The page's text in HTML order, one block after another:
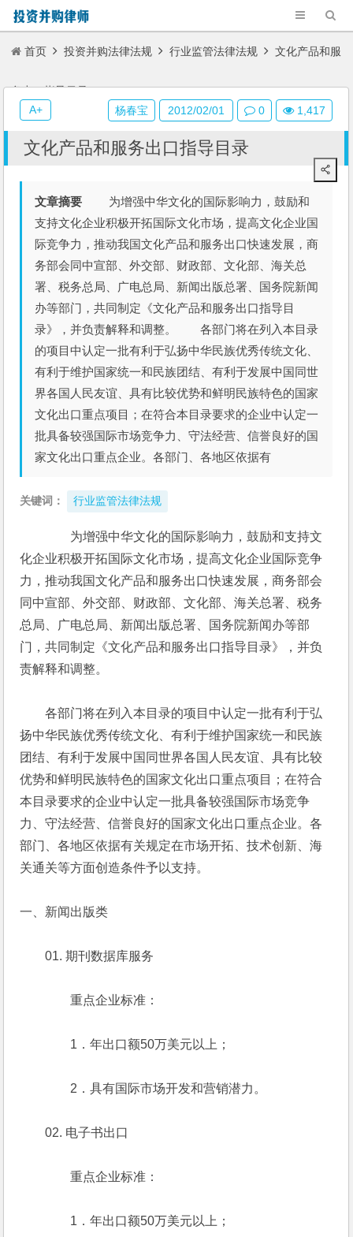
首页 投资并购法律法规 行业监管法律法规 文化产品和服
务出口指导目录
文化产品和服务出口指导目录
文章摘要 为增强中华文化的国际影响力，鼓励和
支持文化企业积极开拓国际文化市场，提高文化企业国
际竞争力，推动我国文化产品和服务出口快速发展，商
务部会同中宣部、外交部、财政部、文化部、海关总
署、税务总局、广电总局、新闻出版总署、国务院新闻
办等部门，共同制定《文化产品和服务出口指导目
录》，并负责解释和调整。 各部门将在列入本目录
的项目中认定一批有利于弘扬中华民族优秀传统文化、
有利于维护国家统一和民族团结、有利于发展中国同世
界各国人民友谊、具有比较优势和鲜明民族特色的国家
文化出口重点项目；在符合本目录要求的企业中认定一
批具备较强国际市场竞争力、守法经营、信誉良好的国
家文化出口重点企业。各部门、各地区依据有
关键词： 行业监管法律法规
为增强中华文化的国际影响力，鼓励和支持文
化企业积极开拓国际文化市场，提高文化企业国际竞争
力，推动我国文化产品和服务出口快速发展，商务部会
同中宣部、外交部、财政部、文化部、海关总署、税务
总局、广电总局、新闻出版总署、国务院新闻办等部
门，共同制定《文化产品和服务出口指导目录》，并负
责解释和调整。
各部门将在列入本目录的项目中认定一批有利于弘
扬中华民族优秀传统文化、有利于维护国家统一和民族
团结、有利于发展中国同世界各国人民友谊、具有比较
优势和鲜明民族特色的国家文化出口重点项目；在符合
本目录要求的企业中认定一批具备较强国际市场竞争
力、守法经营、信誉良好的国家文化出口重点企业。各
部门、各地区依据有关规定在市场开拓、技术创新、海
关通关等方面创造条件予以支持。
一、新闻出版类
01. 期刊数据库服务
重点企业标准：
1．年出口额50万美元以上；
2．具有国际市场开发和营销潜力。
02. 电子书出口
重点企业标准：
1．年出口额50万美元以上；
杨春宝 2012/02/01 0 1,417
A+